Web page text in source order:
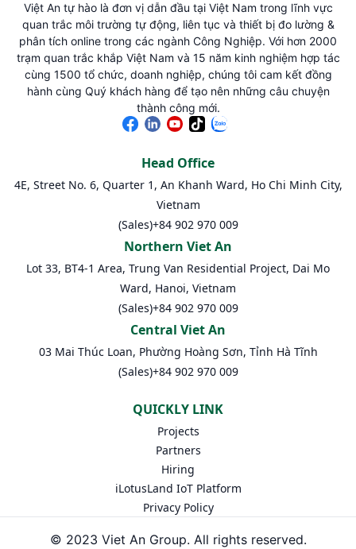
Việt An tự hào là đơn vị dẫn đầu tại Việt Nam trong lĩnh vực
quan trắc môi trường tự động, liên tục và thiết bị đo lường &
phân tích online trong các ngành Công Nghiệp. Với hơn 2000
trạm quan trắc khắp Việt Nam và 15 năm kinh nghiệm hợp tác
cùng 1500 tổ chức, doanh nghiệp, chúng tôi cam kết đồng
hành cùng Quý khách hàng để tạo nên những câu chuyện
thành công mới.
Head Office
4E, Street No. 6, Quarter 1, An Khanh Ward, Ho Chi Minh City,
Vietnam
(Sales)+84 902 970 009
Northern Viet An
Lot 33, BT4-1 Area, Trung Van Residential Project, Dai Mo
Ward, Hanoi, Vietnam
(Sales)+84 902 970 009
Central Viet An
03 Mai Thúc Loan, Phường Hoàng Sơn, Tỉnh Hà Tĩnh
(Sales)+84 902 970 009
QUICKLY LINK
Projects
Partners
Hiring
iLotusLand IoT Platform
Privacy Policy
© 2023 Viet An Group. All rights reserved.